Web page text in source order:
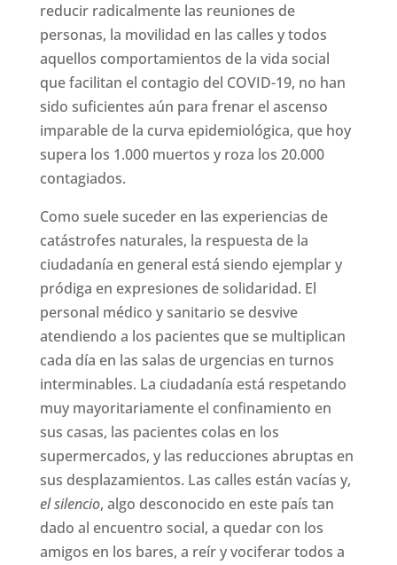
reducir radicalmente las reuniones de
personas, la movilidad en las calles y todos
aquellos comportamientos de la vida social
que facilitan el contagio del COVID-19, no han
sido suficientes aún para frenar el ascenso
imparable de la curva epidemiológica, que hoy
supera los 1.000 muertos y roza los 20.000
contagiados.
Como suele suceder en las experiencias de
catástrofes naturales, la respuesta de la
ciudadanía en general está siendo ejemplar y
pródiga en expresiones de solidaridad. El
personal médico y sanitario se desvive
atendiendo a los pacientes que se multiplican
cada día en las salas de urgencias en turnos
interminables. La ciudadanía está respetando
muy mayoritariamente el confinamiento en
sus casas, las pacientes colas en los
supermercados, y las reducciones abruptas en
sus desplazamientos. Las calles están vacías y,
el silencio, algo desconocido en este país tan
dado al encuentro social, a quedar con los
amigos en los bares, a reír y vociferar todos a